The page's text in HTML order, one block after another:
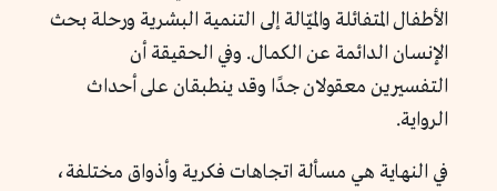
الأطفال المتفائلة والميّالة إلى التنمية البشرية ورحلة بحث
الإنسان الدائمة عن الكمال. وفي الحقيقة أن
التفسيرين معقولان جدًا وقد ينطبقان على أحداث
الرواية.
في النهاية هي مسألة اتجاهات فكرية وأذواق مختلفة،